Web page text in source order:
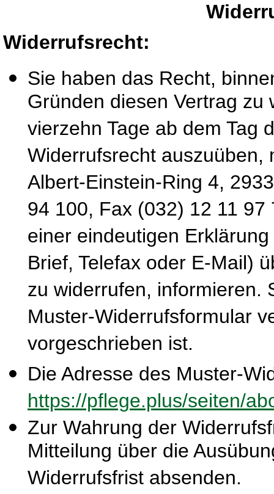
Widerrufsrecht:
Sie haben das Recht,
Gründen diesen Vertrag
vierzehn Tage ab dem Tag
Widerrufsrecht auszuüben,
Albert-Einstein-Ring 4,
94 100, Fax (032) 12 11
einer eindeutigen
Brief, Telefax oder E-Mail)
zu widerrufen, informieren.
Muster-Widerrufsformular
vorgeschrieben ist.
Die Adresse des Muster-
https://pflege.plus/seiten/
Zur Wahrung der
Mitteilung über die
Widerrufsfrist absenden.